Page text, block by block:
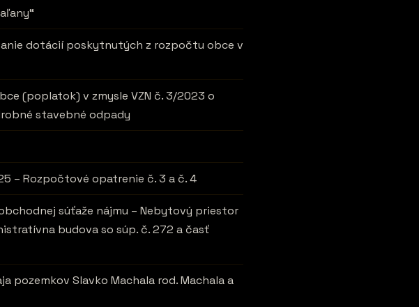
dotácií poskytnutých z rozpočtu obce v
(poplatok) v zmysle VZN č. 3/2023 o
stavebné odpady
– Rozpočtové opatrenie č. 3 a č. 4
súťaže nájmu – Nebytový priestor
budova so súp. č. 272 a časť
pozemkov Slavko Machala rod. Machala a